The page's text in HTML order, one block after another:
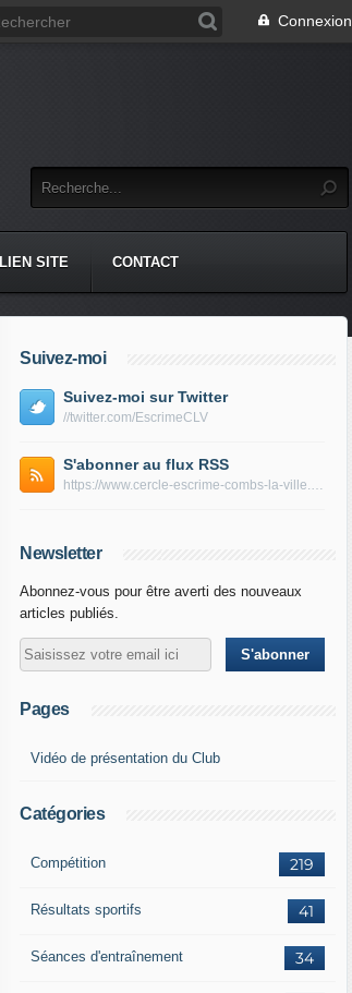
Connexion
LIEN SITE CONTACT
Suivez-moi
Suivez-moi sur Twitter
//twitter.com/EscrimeCLV
S'abonner au flux RSS
https://www.cercle-escrime-combs-la-ville.fr/rss
Newsletter
Abonnez-vous pour être averti des nouveaux
articles publiés.
Pages
Vidéo de présentation du Club
Catégories
219
Compétition
41
Résultats sportifs
34
Séances d'entraînement